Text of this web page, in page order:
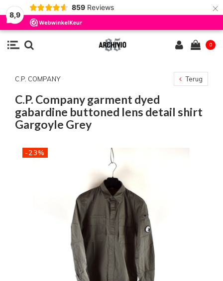
8,9
859 Reviews ×
0
C.P. COMPANY Terug
C.P. Company garment dyed
gabardine buttoned lens detail shirt
Gargoyle Grey
-23%